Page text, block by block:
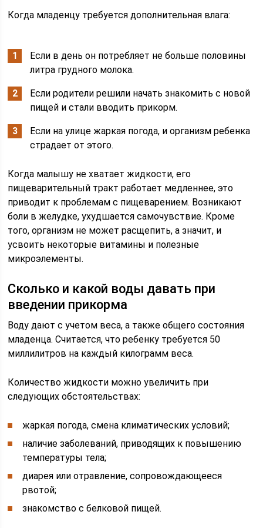
Когда младенцу требуется дополнительная влага:
Если в день он потребляет не больше половины
литра грудного молока.
Если родители решили начать знакомить с новой
пищей и стали вводить прикорм.
Если на улице жаркая погода, и организм ребенка
страдает от этого.
Когда малышу не хватает жидкости, его
пищеварительный тракт работает медленнее, это
приводит к проблемам с пищеварением. Возникают
боли в желудке, ухудшается самочувствие. Кроме
того, организм не может расщепить, а значит, и
усвоить некоторые витамины и полезные
микроэлементы.
Сколько и какой воды давать при
введении прикорма
Воду дают с учетом веса, а также общего состояния
младенца. Считается, что ребенку требуется 50
миллилитров на каждый килограмм веса.
Количество жидкости можно увеличить при
следующих обстоятельствах:
жаркая погода, смена климатических условий;
наличие заболеваний, приводящих к повышению
температуры тела;
диарея или отравление, сопровождающееся
рвотой;
знакомство с белковой пищей.